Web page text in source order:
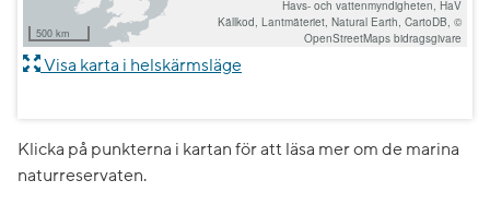
Visa karta i helskärmsläge
Klicka på punkterna i kartan för att läsa mer om de marina
naturreservaten.